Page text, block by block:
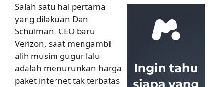
Salah satu hal pertama
yang dilakuan Dan
Schulman, CEO baru
Verizon, saat mengambil
alih musim gugur lalu
adalah menurunkan harga
paket internet tak terbatas